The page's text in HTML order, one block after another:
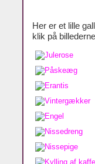
Her er et lille
klik på